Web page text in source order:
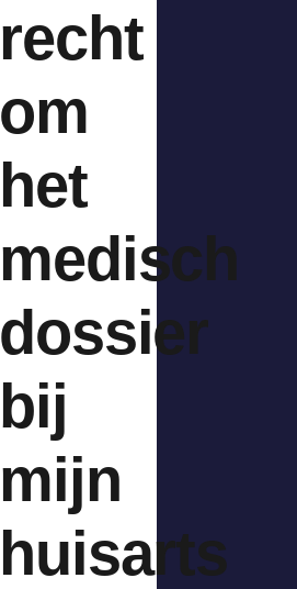
recht
om
het
medisch
dossier
bij
mijn
huisarts